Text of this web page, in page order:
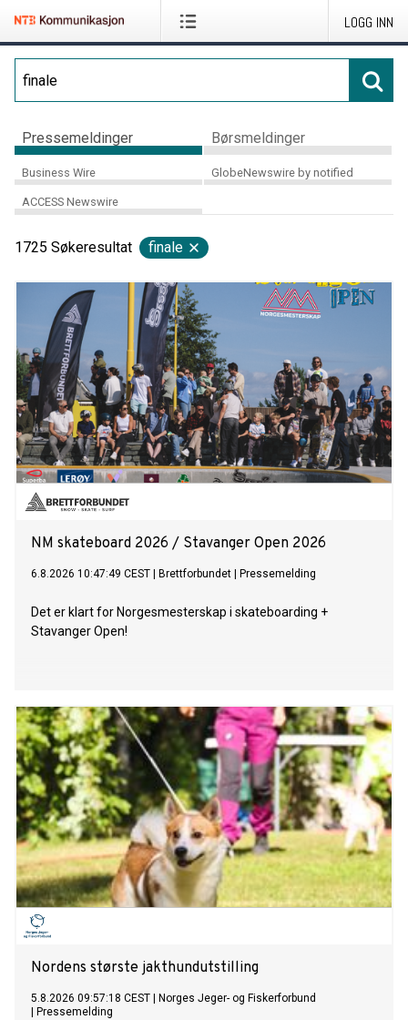
LOGG INN
Pressemeldinger Børsmeldinger
Business Wire GlobeNewswire by notified
ACCESS Newswire
1725 Søkeresultat finale
NM skateboard 2026 / Stavanger Open 2026
6.8.2026 10:47:49 CEST Brettforbundet Pressemelding
Det er klart for Norgesmesterskap i skateboarding +
Stavanger Open!
Nordens største jakthundutstilling
5.8.2026 09:57:18 CEST
Norges Jeger- og Fiskerforbund
Pressemelding